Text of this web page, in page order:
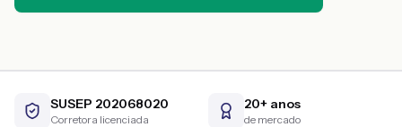
SUSEP 202068020
Corretora licenciada
20+ anos
de mercado